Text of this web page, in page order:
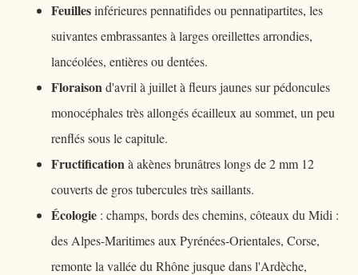
Feuillesinférieures pennatifides ou pennatipartites, les
suivantes embrassantes à larges oreillettes arrondies,
lancéolées, entières ou dentées.
Floraisond'avril à juillet à fleurs jaunes sur pédoncules
monocéphales très allongés écailleux au sommet, un peu
renflés sous le capitule.
Fructificationà akènes brunâtres longs de 2 mm 12
couverts de gros tubercules très saillants.
Écologie : champs, bords des chemins, côteaux du Midi :
des Alpes-Maritimes aux Pyrénées-Orientales, Corse,
remonte la vallée du Rhône jusque dans l'Ardèche,